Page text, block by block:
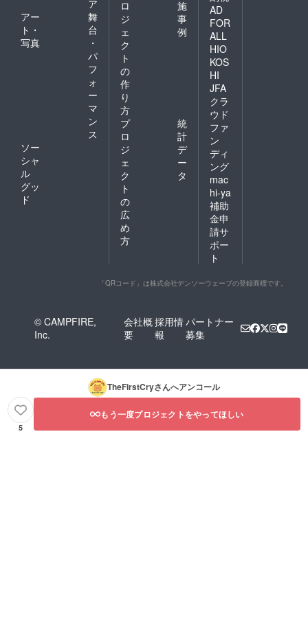
ア
アー
ト・
写真
舞
台
・
パ
フ
ォ
ー
マ
ン
ス
ソー
シャ
ル
グッ
ド
ロ
ジ
ェ
ク
ト
の
作
り
方
施
事
例
プ
ロ
ジ
ェ
ク
ト
の
広
め
方
統
計
デ
ー
タ
AD
FOR
ALL
HIO
KOS
HI
JFA
クラ
ウド
ファ
ン
ディ
ング
mac
hi-ya
補助
金申
請サ
ポー
ト
「QRコード」は株式会社デンソーウェーブの登録商標です。
© CAMPFIRE,
Inc.
会社概
要
採用情
報
パートナー
募集
TheFirstCryさんへアンコール
5
もう一度プロジェクトをやってほしい